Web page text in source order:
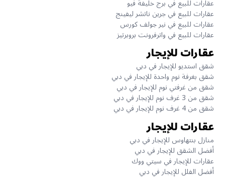
عقارات للبيع في برج خليفة فيو
عقارات للبيع في جرين ناتشر ليفينج
عقارات للبيع في نير جولف كورس
عقارات للبيع في واترفرونت بروبرتيز
عقارات للإيجار
شقق استديو للإيجار في دبي
شقق بغرفة نوم واحدة للإيجار في دبي
شقق من غرفتي نوم للإيجار في دبي
شقق من 3 غرف نوم للإيجار في دبي
شقق من 4 غرف نوم للإيجار في دبي
عقارات للإيجار
منازل بنتهاوس للإيجار في دبي
أفضل الشقق للإيجار في دبي
عقارات للإيجار في سيتي ووك
أفضل الفلل للإيجار في دبي